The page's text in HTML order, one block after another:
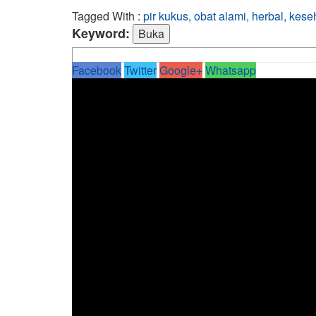
Tagged With : pir kukus, obat alami, herbal,
Keyword:
FacebookTwitterGoogle+Whatsapp